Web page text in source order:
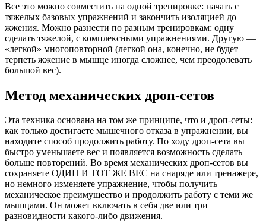
Все это можно совместить на одной тренировке: начать с
тяжелых базовых упражнений и закончить изоляцией до
жжения. Можно разнести по разным тренировкам: одну
сделать тяжелой, с комплексными упражнениями. Другую —
«легкой» многоповторной (легкой она, конечно, не будет —
терпеть жжение в мышце иногда сложнее, чем преодолевать
большой вес).
Метод механических дроп-сетов
Эта техника основана на том же принципе, что и дроп-сеты:
как только достигаете мышечного отказа в упражнении, вы
находите способ продолжить работу. По ходу дроп-сета вы
быстро уменьшаете вес и появляется возможность сделать
больше повторений. Во время механических дроп-сетов вы
сохраняете ОДИН И ТОТ ЖЕ ВЕС на снаряде или тренажере,
но немного изменяете упражнение, чтобы получить
механическое преимущество и продолжить работу с теми же
мышцами. Он может включать в себя две или три
разновидности какого-либо движения.